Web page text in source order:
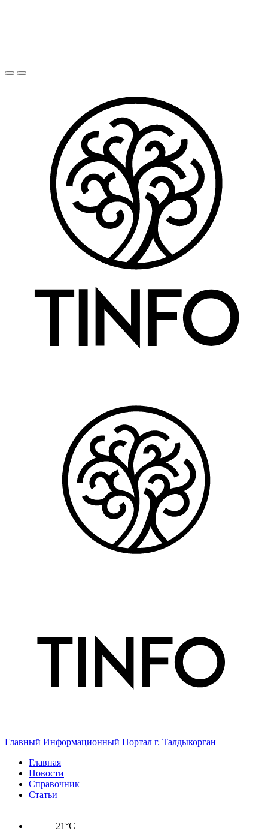
Главный Информационный Портал г. Талдыкорган
Главная
Новости
Справочник
Статьи
+21°C